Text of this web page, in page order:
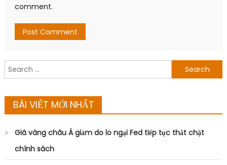
comment.
Search
for:
BÀI VIẾT MỚI NHẤT
Giá vàng châu Á giảm do lo ngại Fed tiếp tục thắt chặt
chính sách